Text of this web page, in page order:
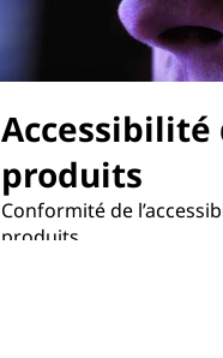
Accessibilité
produits
Conformité de
produits